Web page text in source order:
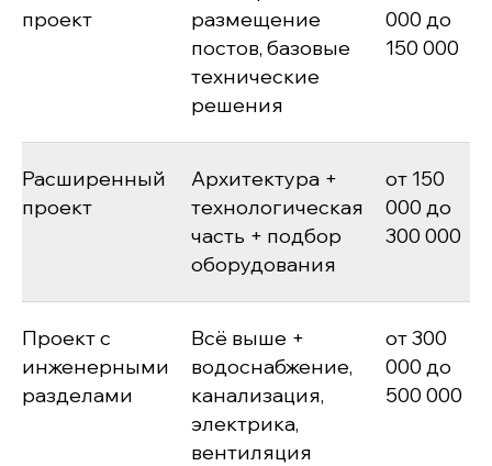
проект
размещение
постов, базовые
технические
решения
000 до
150 000
Расширенный
проект
Архитектура +
технологическая
часть + подбор
оборудования
от 150
000 до
300 000
Проект с
инженерными
разделами
Всё выше +
водоснабжение,
канализация,
электрика,
вентиляция
от 300
000 до
500 000